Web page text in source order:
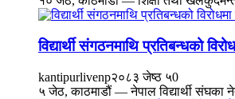
विद्यार्थी संगठनमाथि प्रतिबन्धको
kantipurlivenp२०८३ जेष्ठ ५0
५ जेठ, काठमाडौं — नेपाल विद्यार्थी संघका